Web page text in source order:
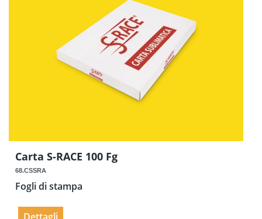
Carta S-RACE 100 Fg
68.CSSRA
Fogli di stampa